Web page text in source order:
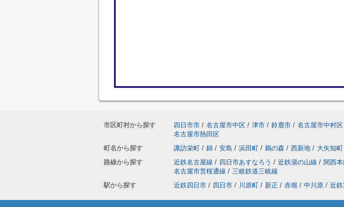
市区町村から探す 四日市市 / 名古屋市中区 / 津市 / 鈴鹿市 / 名古屋市中村区
名古屋市熱田区
町名から探す
諏訪栄町 / 錦 / 安島 / 浜田町 / 鵜の森 / 西新地 / 大矢知町
路線から探す
近鉄名古屋線 / 四日市あすなろう / 近鉄湯の山線 / 関西本
名古屋市営桜通線 / 三岐鉄道三岐線
駅から探す
近鉄四日市 / 四日市 / 川原町 / 新正 / 赤堀 / 中川原 / 近鉄